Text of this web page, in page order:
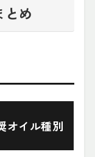
とめ
オイル種別